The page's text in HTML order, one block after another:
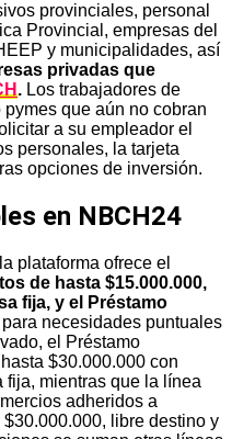
provinciales, personal
Provincial, empresas del
y municipalidades, así
privadas que
. Los trabajadores de
que aún no cobran
a su empleador el
personales, la tarjeta
opciones de inversión.
en NBCH24
plataforma ofrece el
de hasta $15.000.000,
fija, y el Préstamo
necesidades puntuales
el Préstamo
$30.000.000 con
fija, mientras que la línea
adheridos a
libre destino y